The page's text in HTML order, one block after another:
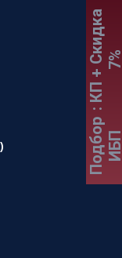
Подбор
:
К
П
+
С
к
и
д
к
а
7